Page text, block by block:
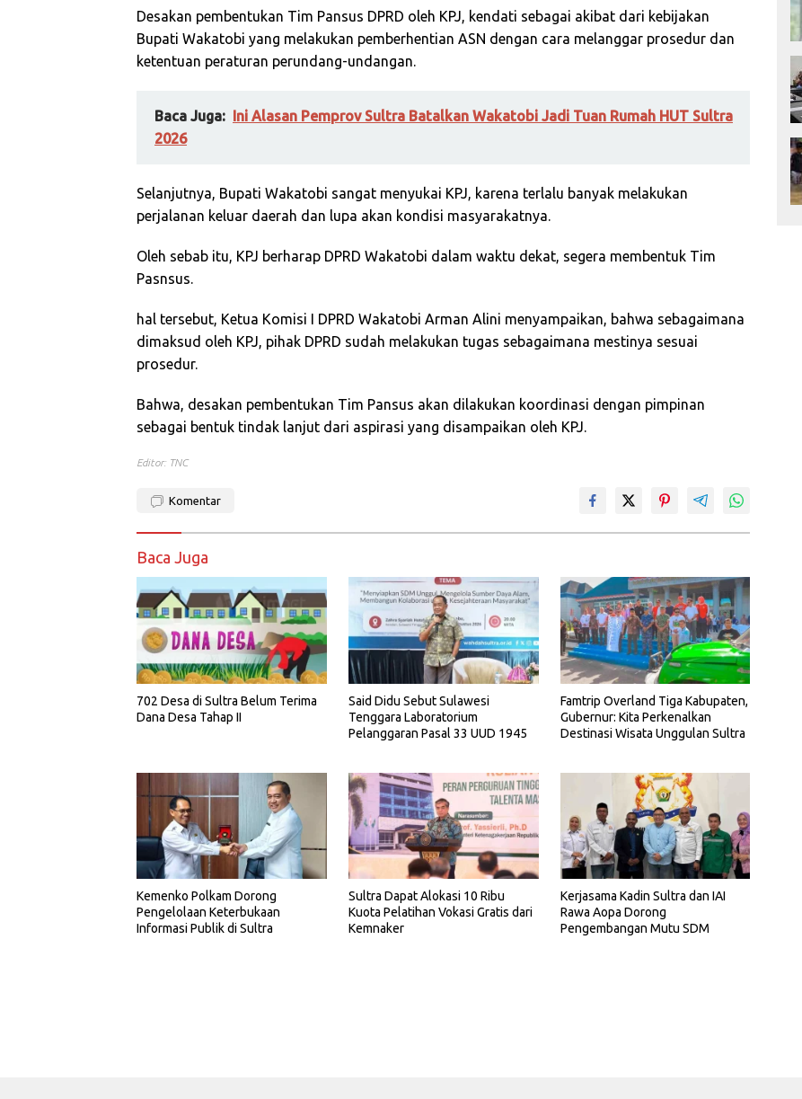
Desakan pembentukan Tim Pansus DPRD oleh KPJ, kendati sebagai akibat dari kebijakan
Bupati Wakatobi yang melakukan pemberhentian ASN dengan cara melanggar prosedur dan
ketentuan peraturan perundang-undangan.
Baca Juga: Ini Alasan Pemprov Sultra Batalkan Wakatobi Jadi Tuan Rumah HUT Sultra
2026
Selanjutnya, Bupati Wakatobi sangat menyukai KPJ, karena terlalu banyak melakukan
perjalanan keluar daerah dan lupa akan kondisi masyarakatnya.
Oleh sebab itu, KPJ berharap DPRD Wakatobi dalam waktu dekat, segera membentuk Tim
Pasnsus.
hal tersebut, Ketua Komisi I DPRD Wakatobi Arman Alini menyampaikan, bahwa sebagaimana
dimaksud oleh KPJ, pihak DPRD sudah melakukan tugas sebagaimana mestinya sesuai
prosedur.
Bahwa, desakan pembentukan Tim Pansus akan dilakukan koordinasi dengan pimpinan
sebagai bentuk tindak lanjut dari aspirasi yang disampaikan oleh KPJ.
Editor: TNC
Komentar
Baca Juga
702 Desa di Sultra Belum Terima
Dana Desa Tahap II
Said Didu Sebut Sulawesi
Tenggara Laboratorium
Pelanggaran Pasal 33 UUD 1945
Famtrip Overland Tiga Kabupaten,
Gubernur: Kita Perkenalkan
Destinasi Wisata Unggulan Sultra
Kemenko Polkam Dorong
Pengelolaan Keterbukaan
Informasi Publik di Sultra
Sultra Dapat Alokasi 10 Ribu
Kuota Pelatihan Vokasi Gratis dari
Kemnaker
Kerjasama Kadin Sultra dan IAI
Rawa Aopa Dorong
Pengembangan Mutu SDM